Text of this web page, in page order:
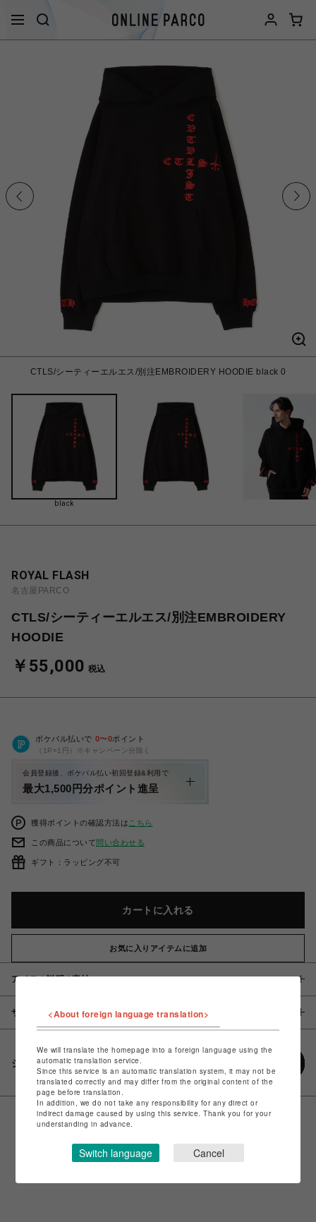
CTLS/シーティーエルエス/別注EMBROIDERY HOODIE black 0
black
ROYAL FLASH
名古屋PARCO
CTLS/シーティーエルエス/別注EMBROIDERY
HOODIE
￥55,000 税込
ポケパル払いで 0〜0ポイント
（1P=1円）※キャンペーン分除く
会員登録後、ポケパル払い初回登録&利用で
最大1,500円分ポイント進呈
獲得ポイントの確認方法は こちら
この商品について問い合わせる
ギフト：ラッピング不可
カートに入れる
お気に入りアイテムに追加
アイテム説明 / 素材
サイズ
シェアする
<About foreign language translation>
We will translate the homepage into a foreign language using the
automatic translation service.
Since this service is an automatic translation system, it may not be
translated correctly and may differ from the original content of the
page before translation.
In addition, we do not take any responsibility for any direct or
indirect damage caused by using this service. Thank you for your
understanding in advance.
Switch language Cancel